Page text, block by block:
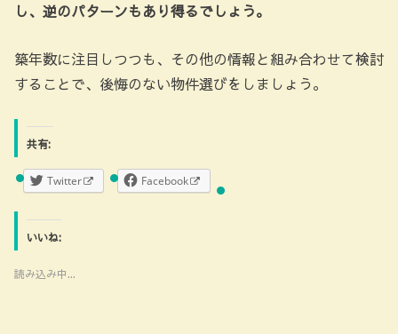
し、逆のパターンもあり得るでしょう。
築年数に注目しつつも、その他の情報と組み合わせて検討
することで、後悔のない物件選びをしましょう。
共有:
Twitter Facebook
いいね:
読み込み中...